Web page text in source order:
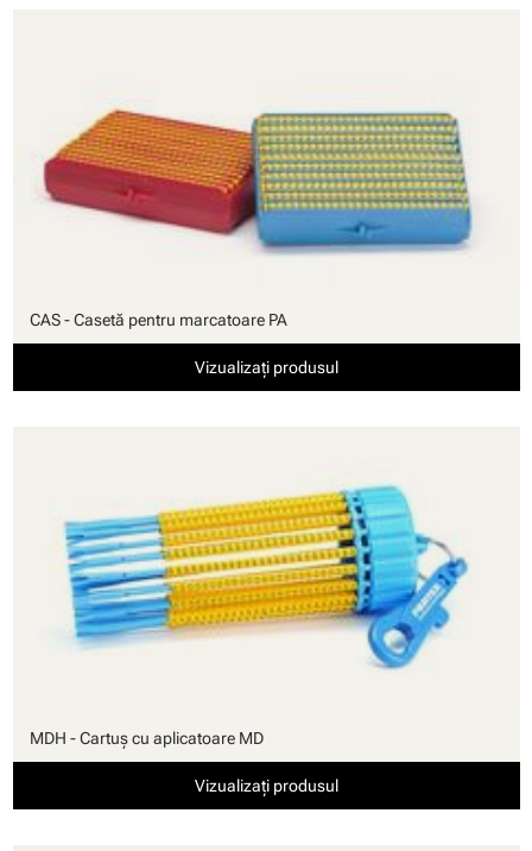
CAS - Casetă pentru marcatoare PA
Vizualizați produsul
MDH - Cartuş cu aplicatoare MD
Vizualizați produsul